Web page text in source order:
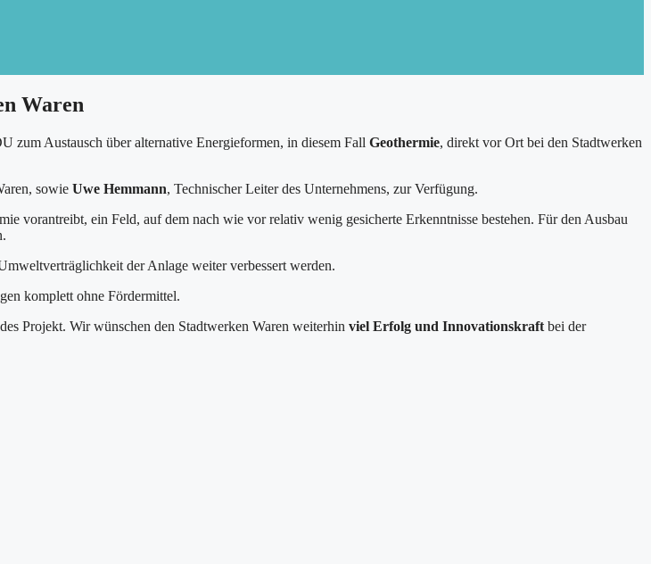
Waren
zum Austausch über alternative Energieformen, in diesem Fall Geothermie, direkt vor Ort bei den Stadtwerken
sowie Uwe Hemmann, Technischer Leiter des Unternehmens, zur Verfügung.
vorantreibt, ein Feld, auf dem nach wie vor relativ wenig gesicherte Erkenntnisse bestehen. Für den Ausbau
der Anlage weiter verbessert werden.
komplett ohne Fördermittel.
Projekt. Wir wünschen den Stadtwerken Waren weiterhin viel Erfolg und Innovationskraft bei der